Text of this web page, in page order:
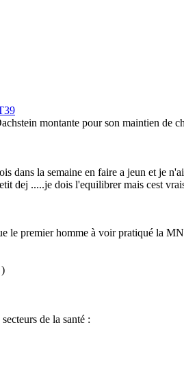
montante pour son maintien de
la semaine en faire a jeun et je
dej .....je dois l'equilibrer mais cest
le premier homme à voir pratiqué la
de la santé :